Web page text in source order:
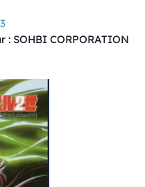
SOHBI CORPORATION